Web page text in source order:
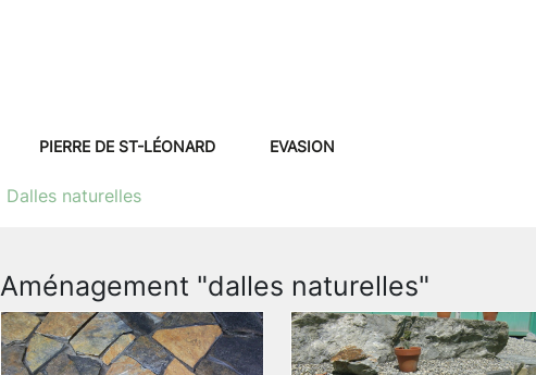
PIERRE DE ST-LÉONARD EVASION
Dalles naturelles
Aménagement "dalles naturelles"